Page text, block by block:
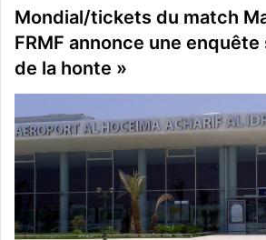
Mondial/tickets du match
FRMF annonce une
de la honte »